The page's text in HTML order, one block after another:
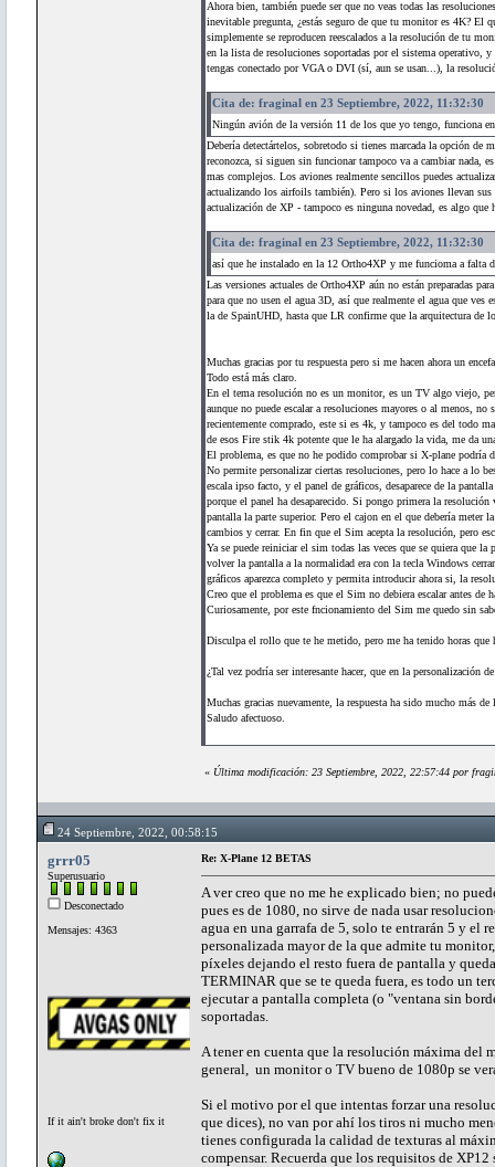
Ahora bien, también puede ser que no veas todas las
inevitable pregunta, ¿estás seguro de que tu monitor es 4K? El
simplemente se reproducen reescalados a la resolución de tu
en la lista de resoluciones soportadas por el sistema operativo,
tengas conectado por VGA o DVI (sí, aun se usan...), la
Cita de: fraginal en 23 Septiembre, 2022, 11:32:30
Ningún avión de la versión 11 de los que yo tengo, funciona
Debería detectártelos, sobretodo si tienes marcada la opción de
reconozca, si siguen sin funcionar tampoco va a cambiar nada,
mas complejos. Los aviones realmente sencillos puedes
actualizando los airfoils también). Pero si los aviones llevan
actualización de XP - tampoco es ninguna novedad, es algo que
Cita de: fraginal en 23 Septiembre, 2022, 11:32:30
así que he instalado en la 12 Ortho4XP y me funcioma a falta
Las versiones actuales de Ortho4XP aún no están preparadas
para que no usen el agua 3D, así que realmente el agua que
la de SpainUHD, hasta que LR confirme que la arquitectura de
Muchas gracias por tu respuesta pero si me hacen ahora un
Todo está más claro.
En el tema resolución no es un monitor, es un TV algo viejo,
aunque no puede escalar a resoluciones mayores o al menos,
recientemente comprado, este si es 4k, y tampoco es del todo
de esos Fire stik 4k potente que le ha alargado la vida, me da
El problema, es que no he podido comprobar si X-plane podría
No permite personalizar ciertas resoluciones, pero lo hace a lo
escala ipso facto, y el panel de gráficos, desaparece de la
porque el panel ha desaparecido. Si pongo primera la
pantalla la parte superior. Pero el cajon en el que debería meter
cambios y cerrar. En fin que el Sim acepta la resolución, pero
Ya se puede reiniciar el sim todas las veces que se quiera que
volver la pantalla a la normalidad era con la tecla Windows
gráficos aparezca completo y permita introducir ahora si, la
Creo que el problema es que el Sim no debiera escalar antes
Curiosamente, por este fncionamiento del Sim me quedo sin
Disculpa el rollo que te he metido, pero me ha tenido horas que
¿Tal vez podría ser interesante hacer, que en la
Muchas gracias nuevamente, la respuesta ha sido mucho más de
Saludo afectuoso.
« Última modificación: 23 Septiembre, 2022, 22:57:44 por
24 Septiembre, 2022, 00:58:15
grrr05
Superusuario
Desconectado
Mensajes: 4363
If it ain't broke don't fix it
Re: X-Plane 12 BETAS
A ver creo que no me he explicado bien; no
pues es de 1080, no sirve de nada usar
agua en una garrafa de 5, solo te entrarán 5 y el
personalizada mayor de la que admite tu
píxeles dejando el resto fuera de pantalla y
TERMINAR que se te queda fuera, es todo un
ejecutar a pantalla completa (o "ventana sin
soportadas.
A tener en cuenta que la resolución máxima del
general, un monitor o TV bueno de 1080p se
Si el motivo por el que intentas forzar una
que dices), no van por ahí los tiros ni mucho
tienes configurada la calidad de texturas al
compensar. Recuerda que los requisitos de